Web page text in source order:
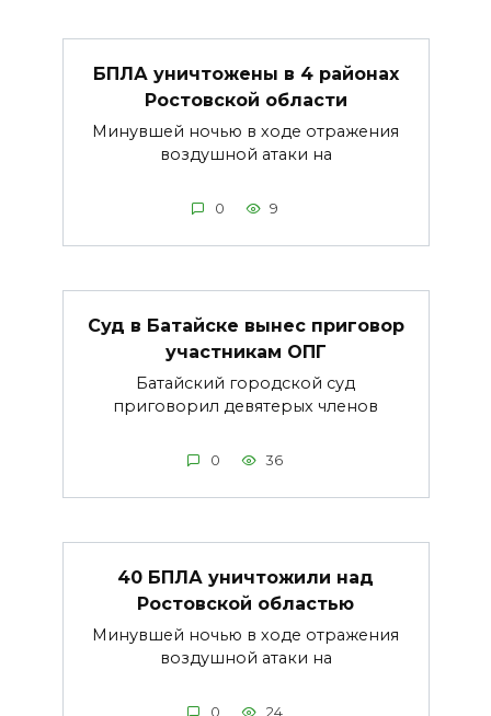
БПЛА уничтожены в 4 районах
Ростовской области
Минувшей ночью в ходе отражения
воздушной атаки на
0 9
Суд в Батайске вынес приговор
участникам ОПГ
Батайский городской суд
приговорил девятерых членов
0 36
40 БПЛА уничтожили над
Ростовской областью
Минувшей ночью в ходе отражения
воздушной атаки на
0 24